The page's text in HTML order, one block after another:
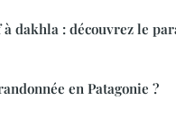
dakhla : découvrez le
en Patagonie ?